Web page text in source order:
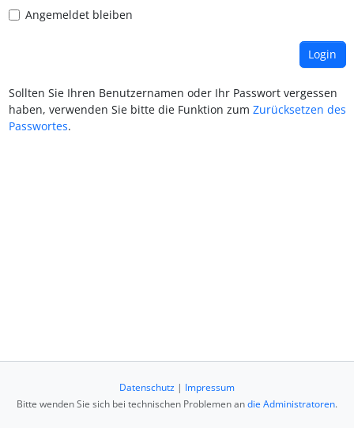
Angemeldet bleiben
Sollten Sie Ihren Benutzernamen oder Ihr Passwort vergessen
haben, verwenden Sie bitte die Funktion zum Zurücksetzen des
Passwortes.
Datenschutz | Impressum
Bitte wenden Sie sich bei technischen Problemen andie Administratoren.